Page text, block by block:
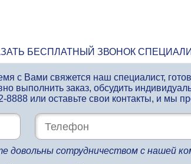
БЕСПЛАТНЫЙ ЗВОНОК
с Вами свяжется наш специалист,
выполнить заказ, обсудить
8888или оставьте свои контакты, и мы
довольны сотрудничеством с нашей